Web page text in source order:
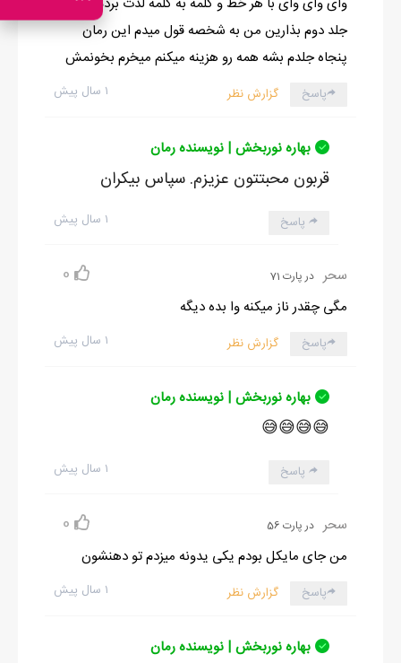
جلد دوم بذارین من به شخصه قول میدم این رمان
پنجاه جلدم بشه همه رو هزینه میکنم میخرم بخونمش
۱ سال پیش پاسخ گزارش نظر
بهاره نوربخش | نویسنده رمان
قربون محبتتون عزیزم. سپاس بیکران
۱ سال پیش پاسخ
سحر در پارت 71 0
مگی چقدر ناز میکنه وا بده دیگه
۱ سال پیش پاسخ گزارش نظر
بهاره نوربخش | نویسنده رمان
😅😅😅😅
۱ سال پیش پاسخ
سحر در پارت 56 0
من جای مایکل بودم یکی یدونه میزدم تو دهنشون
۱ سال پیش پاسخ گزارش نظر
بهاره نوربخش | نویسنده رمان